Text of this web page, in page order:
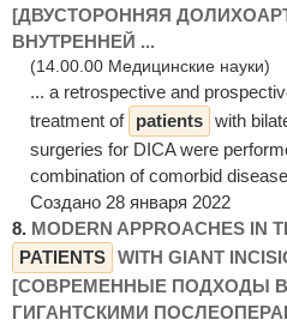
[ДВУСТОРОННЯЯ
ВНУТРЕННЕЙ ...
(14.00.00 Медицинские науки)
... a retrospective and
treatment of patients with
surgeries for DICA were
combination of comorbid
Создано 28 января 2022
8. MODERN APPROACHES IN
PATIENTS WITH GIANT
[СОВРЕМЕННЫЕ ПОДХОДЫ
ГИГАНТСКИМИ